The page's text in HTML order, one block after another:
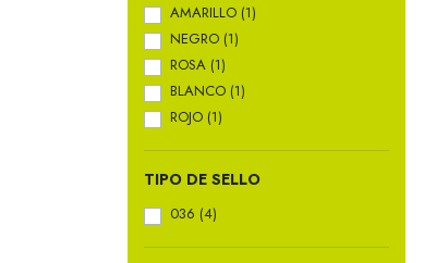
AMARILLO (1)
NEGRO (1)
ROSA (1)
BLANCO (1)
ROJO (1)
TIPO DE SELLO
036 (4)